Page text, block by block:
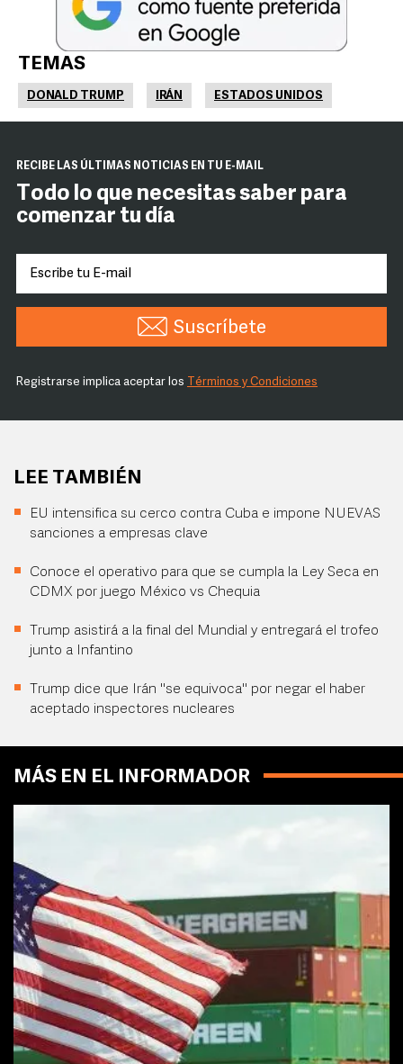
TEMAS
DONALD TRUMP IRÁN ESTADOS UNIDOS
RECIBE LAS ÚLTIMAS NOTICIAS EN TU E-MAIL
Todo lo que necesitas saber para
comenzar tu día
Suscríbete
Registrarse implica aceptar los Términos y Condiciones
LEE TAMBIÉN
EU intensifica su cerco contra Cuba e impone NUEVAS
sanciones a empresas clave
Conoce el operativo para que se cumpla la Ley Seca en
CDMX por juego México vs Chequia
Trump asistirá a la final del Mundial y entregará el trofeo
junto a Infantino
Trump dice que Irán "se equivoca" por negar el haber
aceptado inspectores nucleares
MÁS EN EL INFORMADOR